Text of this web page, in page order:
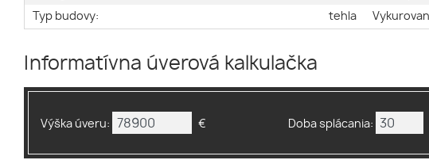
Typ budovy:
tehla
Informatívna úverová kalkulačka
Výška úveru: € Doba splácania: